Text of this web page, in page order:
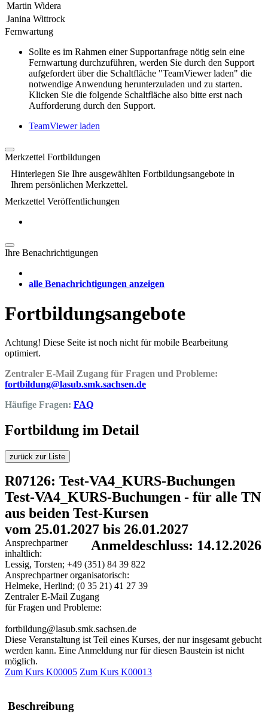
Martin Widera
Janina Wittrock
Fernwartung
Sollte es im Rahmen einer Supportanfrage nötig sein eine
Fernwartung durchzuführen, werden Sie durch den Support
aufgefordert über die Schaltfläche "TeamViewer laden" die
notwendige Anwendung herunterzuladen und zu starten.
Klicken Sie die folgende Schaltfläche also bitte erst nach
Aufforderung durch den Support.
TeamViewer laden
Merkzettel Fortbildungen
Hinterlegen Sie Ihre ausgewählten Fortbildungsangebote in
Ihrem persönlichen Merkzettel.
Merkzettel Veröffentlichungen
Ihre Benachrichtigungen
alle Benachrichtigungen anzeigen
Fortbildungsangebote
Achtung! Diese Seite ist noch nicht für mobile Bearbeitung
optimiert.
Zentraler E-Mail Zugang für Fragen und Probleme:
fortbildung@lasub.smk.sachsen.de
Häufige Fragen: FAQ
Fortbildung im Detail
zurück zur Liste
R07126: Test-VA4_KURS-Buchungen
Test-VA4_KURS-Buchungen - für alle TN
aus beiden Test-Kursen
vom 25.01.2027 bis 26.01.2027
Anmeldeschluss: 14.12.2026
Ansprechpartner
inhaltlich:
Lessig, Torsten; +49 (351) 84 39 822
Ansprechpartner organisatorisch:
Helmeke, Herlind; (0 35 21) 41 27 39
Zentraler E-Mail Zugang
für Fragen und Probleme:
fortbildung@lasub.smk.sachsen.de
Diese Veranstaltung ist Teil eines Kurses, der nur insgesamt gebucht
werden kann. Eine Anmeldung nur für diesen Baustein ist nicht
möglich.
Zum Kurs K00005 Zum Kurs K00013
Beschreibung